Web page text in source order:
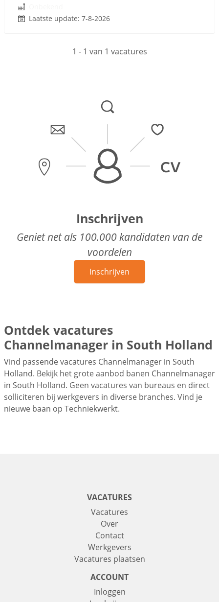
Laatste update: 7-8-2026
1 - 1 van 1 vacatures
Inschrijven
Geniet net als 100.000 kandidaten van de
voordelen
Inschrijven
Ontdek vacatures
Channelmanager in South Holland
Vind passende vacatures Channelmanager in South
Holland. Bekijk het grote aanbod banen Channelmanager
in South Holland. Geen vacatures van bureaus en direct
solliciteren bij werkgevers in diverse branches. Vind je
nieuwe baan op Techniekwerkt.
VACATURES
Vacatures
Over
Contact
Werkgevers
Vacatures plaatsen
ACCOUNT
Inloggen